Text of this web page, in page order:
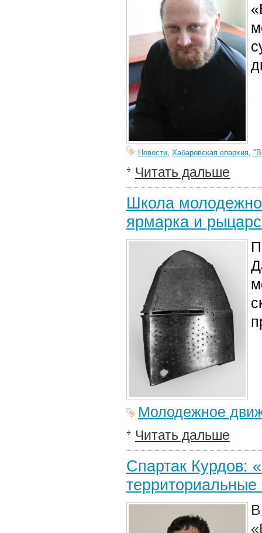
Новости, Хабаровская епархия,
Читать дальше
Школа
ярмарка и
Молодежное
Читать дальше
Спартак Курдов:
территориальные